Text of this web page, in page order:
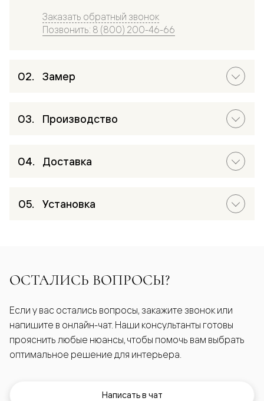
Заказать обратный звонок
Позвонить: 8 (800) 200-46-66
Замер
Производство
Доставка
Установка
ОСТАЛИСЬ ВОПРОСЫ?
Если у вас остались вопросы, закажите звонок или
напишите в онлайн-чат. Наши консультанты готовы
прояснить любые нюансы, чтобы помочь вам выбрать
оптимальное решение для интерьера.
Написать в чат